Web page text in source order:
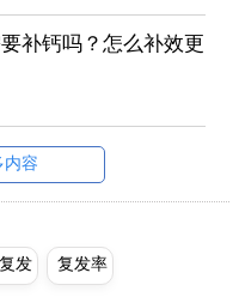
补钙吗？怎么补效更
内容
发 复发率